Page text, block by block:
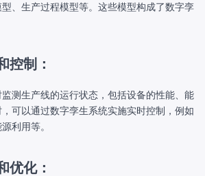
、生产过程模型等。这些模型构成了数字孪
控制：
测生产线的运行状态，包括设备的性能、能
可以通过数字孪生系统实施实时控制，例如
利用等。
优化：